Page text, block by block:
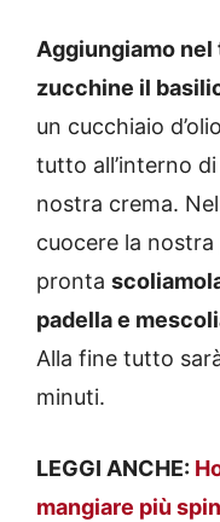
Aggiungiamo
zucchine il
un cucchiaio
tutto all’interno
nostra crema.
cuocere la
pronta
padella e
Alla fine tutto
minuti.
LEGGI ANCHE:
mangiare più